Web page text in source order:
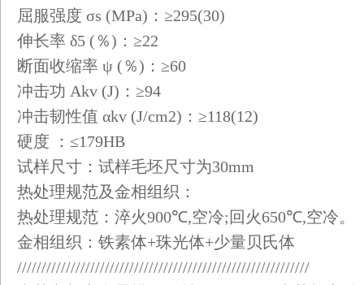
屈服强度 σs (MPa) ： ≥295(30)
伸长率 δ5 ( ％) ： ≥22
断面收缩率 ψ ( ％) ： ≥60
冲击功 Akv (J) ： ≥94
冲击韧性值 αkv (J/cm2) ： ≥118(12)
硬度 ： ≤179HB
试样尺寸：试样毛坯尺寸为30mm
热处理规范及金相组织：
热处理规范：淬火900℃,空冷; 回火650℃,空冷。
金相组织：铁素体+珠光体+少量贝氏体
////////////////////////////////////////////////////////////